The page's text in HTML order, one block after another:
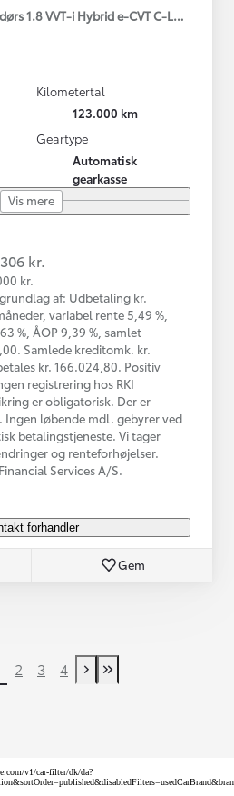
1.8 VVT-i Hybrid e-CVT C-LUB -
Kilometertal
123.000 km
Geartype
Automatisk
gearkasse
Vis mere
kr.
kr.
af: Udbetaling kr.
variabel rente 5,49 %,
%, ÅOP 9,39 %, samlet
Samlede kreditomk. kr.
kr. 166.024,80. Positiv
registrering hos RKI
er obligatorisk. Der er
Ingen løbende mdl. gebyrer ved
betalingstjeneste. Vi tager
og renteforhøjelser.
Services A/S.
forhandler
Gem
side
2 3 4
Næste side
Last Page
v1/car-filter/dk/da?